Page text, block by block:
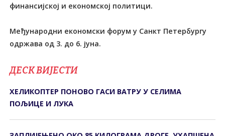
финансијској и економској политици.
Међународни економски форум у Санкт Петербургу
одржава од 3. до 6. јуна.
ДЕСК ВИЈЕСТИ
ХЕЛИКОПТЕР ПОНОВО ГАСИ ВАТРУ У СЕЛИМА
ПОЉИЦЕ И ЛУКА